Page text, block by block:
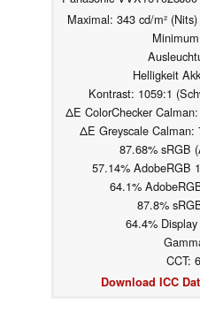
Maximal: 343 cd/m²
Helligkeit
Kontrast: 1059:1
ΔE ColorChecker
ΔE Greyscale
87.68% sRGB
57.14% AdobeRGB
64.1%
87.8%
64.4%
CCT:
Download ICC